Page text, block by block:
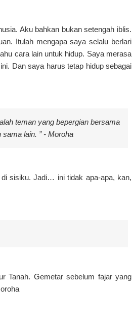
Aku bahkan bukan setengah iblis.
Itulah mengapa saya selalu berlari
cara lain untuk hidup. Saya merasa
Dan saya harus tetap hidup sebagai
teman yang bepergian bersama
lain. ” - Moroha
sisiku. Jadi… ini tidak apa-apa, kan,
Tanah. Gemetar sebelum fajar yang